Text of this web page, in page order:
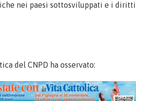
nei paesi sottosviluppati e i diritti
del CNPD ha osservato: